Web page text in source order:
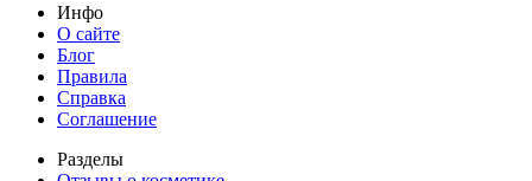
Инфо
О сайте
Блог
Правила
Справка
Соглашение
Разделы